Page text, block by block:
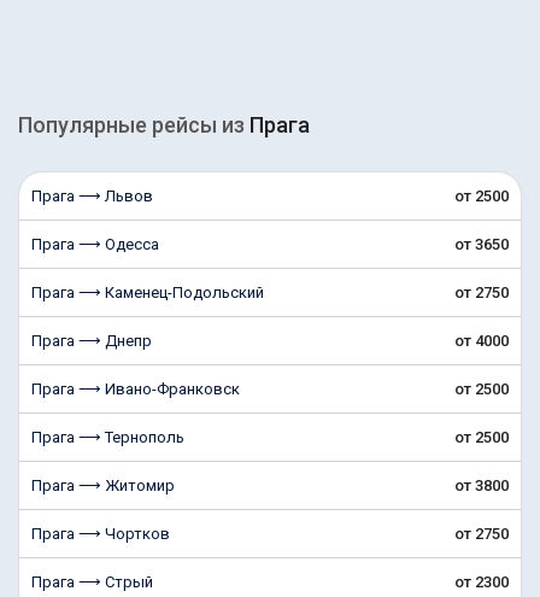
Популярные рейсы из Прага
Прага ⟶ Львов от 2500
Прага ⟶ Одесса от 3650
Прага ⟶ Каменец-Подольский от 2750
Прага ⟶ Днепр от 4000
Прага ⟶ Ивано-Франковск от 2500
Прага ⟶ Тернополь от 2500
Прага ⟶ Житомир от 3800
Прага ⟶ Чортков от 2750
Прага ⟶ Стрый от 2300